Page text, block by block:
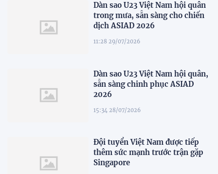
Dàn sao U23 Việt Nam hội quân
trong mưa, sẵn sàng cho chiến
dịch ASIAD 2026
11:28 29/07/2026
Dàn sao U23 Việt Nam hội quân,
sẵn sàng chinh phục ASIAD
2026
15:34 28/07/2026
Đội tuyển Việt Nam được tiếp
thêm sức mạnh trước trận gặp
Singapore